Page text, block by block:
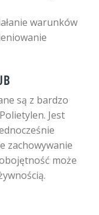
warunków
są z bardzo
Jest
zachowywanie
może